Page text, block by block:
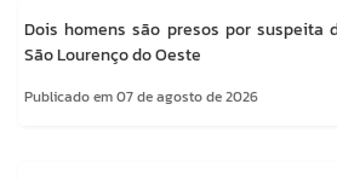
Dois homens são presos por suspeita
São Lourenço do Oeste
Publicado em 07 de agosto de 2026